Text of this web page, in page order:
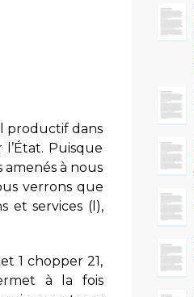
productif dans
Puisque
amenés à nous
verrons que
et services (l),
1 chopper 21,
à la fois